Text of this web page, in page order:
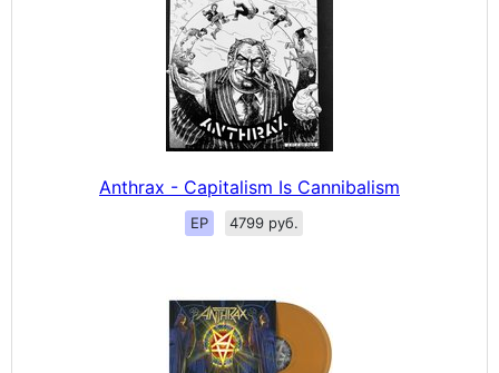
Anthrax - Capitalism Is Cannibalism
EP 4799 руб.